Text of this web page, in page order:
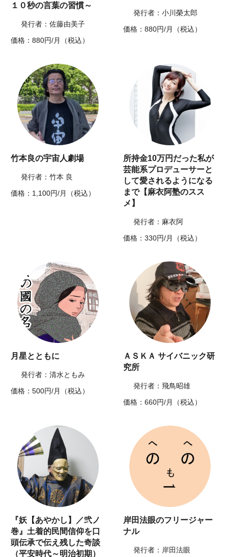
１０秒の言葉の習慣～
発行者：佐藤由美子
価格：880円/月（税込）
発行者：小川榮太郎
価格：880円/月（税込）
竹本良の宇宙人劇場
発行者：竹本 良
価格：1,100円/月（税込）
所持金10万円だった私が
芸能系プロデューサーと
して愛されるようになる
まで【麻衣阿塾のスス
メ】
発行者：麻衣阿
価格：330円/月（税込）
月星とともに
発行者：清水ともみ
価格：500円/月（税込）
ＡＳＫＡ サイバニック研
究所
発行者：飛鳥昭雄
価格：660円/月（税込）
『妖【あやかし】／弐ノ
巻』土着的民間信仰を口
頭伝承で伝え残した奇談
（平安時代～明治初期）
岸田法眼のフリージャー
ナル
発行者：岸田法眼